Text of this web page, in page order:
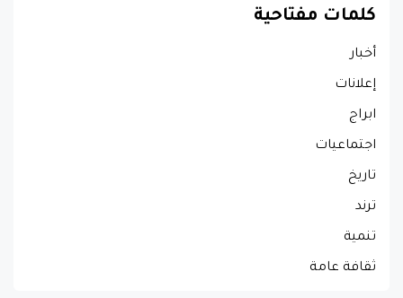
كلمات مفتاحية
أخبار
إعلانات
ابراج
اجتماعيات
تاريخ
ترند
تنمية
ثقافة عامة